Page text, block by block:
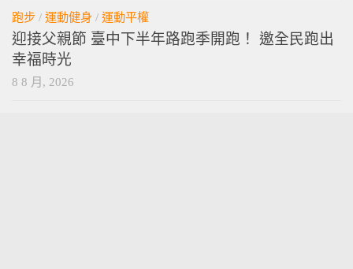
跑步 / 運動健身 / 運動平權
迎接父親節 臺中下半年路跑季開跑！ 邀全民跑出
幸福時光
8 8 月, 2026